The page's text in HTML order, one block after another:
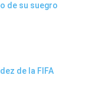
de su suegro
de la FIFA